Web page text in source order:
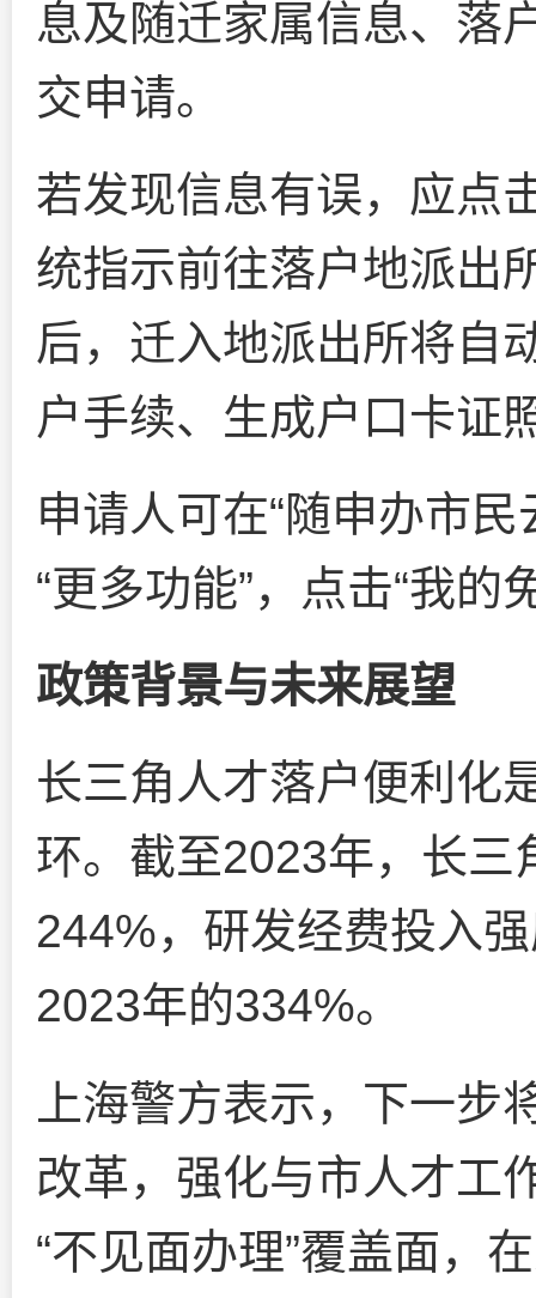
息及随迁家属信息、落
交申请。
若发现信息有误，应点
统指示前往落户地派出
后，迁入地派出所将自
户手续、生成户口卡证
申请人可在“随申办市民
“更多功能”，点击“我的
政策背景与未来展望
长三角人才落户便利化
环。截至2023年，长三
244%，研发经费投入
2023年的334%。
上海警方表示，下一步
改革，强化与市人才工
“不见面办理”覆盖面，